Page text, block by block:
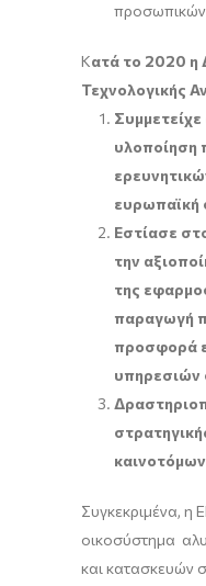
Κατά το 2020 η
Τεχνολογικής
υλοποίηση
ευρωπαϊκή
Εστίασε
την
της
παραγωγή
προσφορά
υπηρεσιών
Συγκεκριμένα, η
οικοσύστημα
και κατασκευών